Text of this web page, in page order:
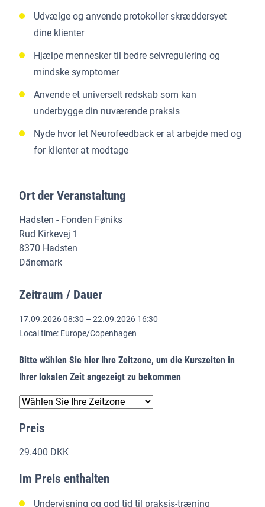
Udvælge og anvende protokoller skræddersyet
dine klienter
Hjælpe mennesker til bedre selvregulering og
mindske symptomer
Anvende et universelt redskab som kan
underbygge din nuværende praksis
Nyde hvor let Neurofeedback er at arbejde med og
for klienter at modtage
Ort der Veranstaltung
Hadsten - Fonden Føniks
Rud Kirkevej 1
8370 Hadsten
Dänemark
Zeitraum / Dauer
17.09.2026 08:30 – 22.09.2026 16:30
Local time: Europe/Copenhagen
Bitte wählen Sie hier Ihre Zeitzone, um die Kurszeiten in
Ihrer lokalen Zeit angezeigt zu bekommen
Preis
29.400 DKK
Im Preis enthalten
Undervisning og god tid til praksis-træning